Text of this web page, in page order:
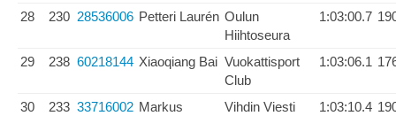
28 230 28536006 Petteri Laurén Oulun
Hiihtoseura
1:03:00.7
29 238 60218144 Xiaoqiang Bai Vuokattisport
Club
1:03:06.1
30 233 33716002 Markus
Vihdin Viesti 1:03:10.4